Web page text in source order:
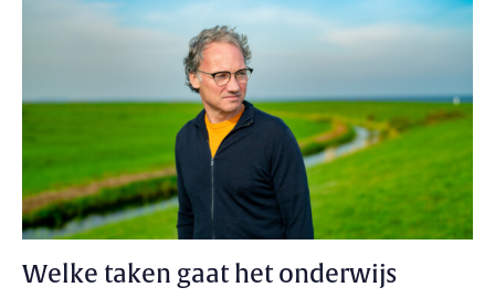
Welke taken gaat het onderwijs